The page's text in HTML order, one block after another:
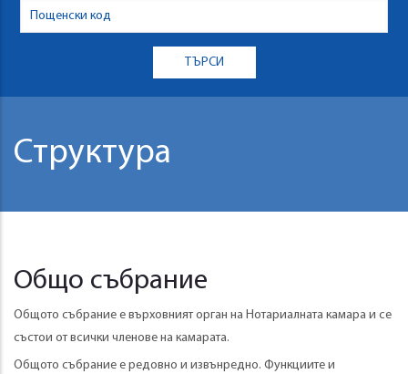
Структура
Общо събрание
Общото събрание е върховният орган на Нотариалната камара и се
състои от всички членове на камарата.
Общото събрание е редовно и извънредно. Функциите и